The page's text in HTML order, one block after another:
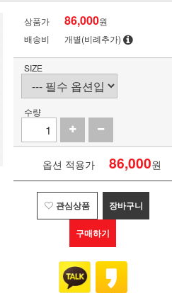
상품가 86,000원
배송비
개별(비례추가)
SIZE
수량
옵션 적용가 86,000원
관심상품 장바구니
구매하기